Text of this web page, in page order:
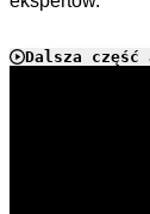
Dalsza część